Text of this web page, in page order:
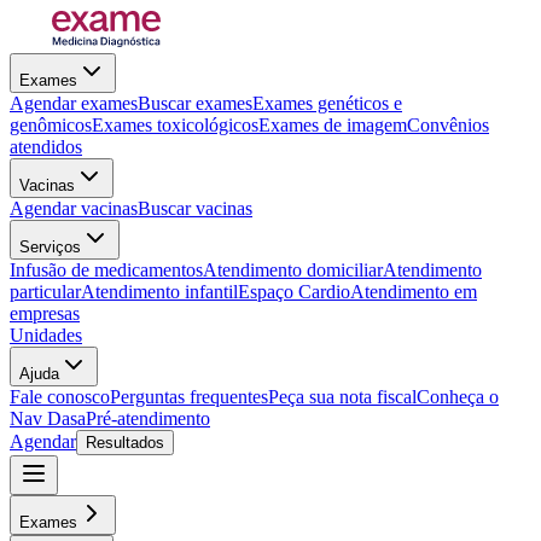
Exames
Agendar examesBuscar examesExames genéticos e
genômicosExames toxicológicosExames de imagemConvênios
atendidos
Vacinas
Agendar vacinasBuscar vacinas
Serviços
Infusão de medicamentosAtendimento domiciliarAtendimento
particularAtendimento infantilEspaço CardioAtendimento em
empresas
Unidades
Ajuda
Fale conoscoPerguntas frequentesPeça sua nota fiscalConheça o
Nav DasaPré-atendimento
Agendar
Resultados
Exames